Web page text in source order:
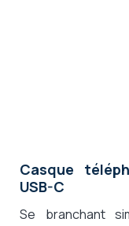
Casque
USB-C
Se branchant